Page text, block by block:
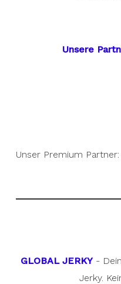
Unsere
Unser Premium Partner:
GLOBAL JERKY-
Jerky.